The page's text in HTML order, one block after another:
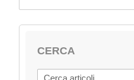
CERCA